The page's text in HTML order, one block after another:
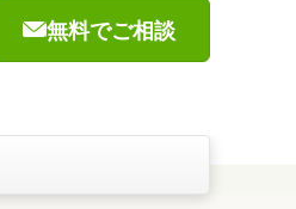
無料でご相談